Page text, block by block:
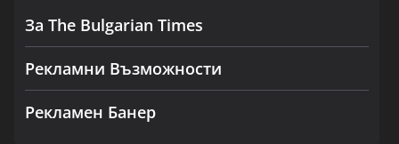
За The Bulgarian Times
Рекламни Възможности
Рекламен Банер